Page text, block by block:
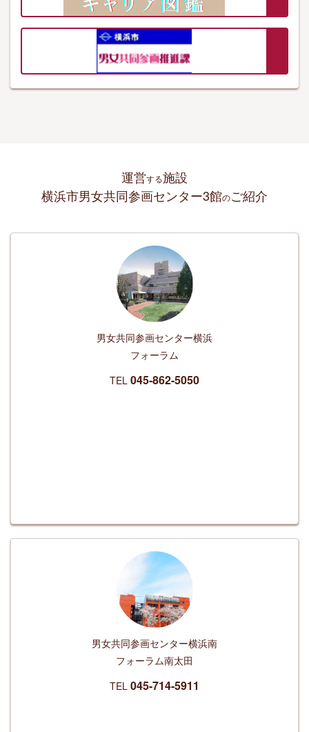
運営する施設
横浜市男女共同参画センター3館のご紹介
男女共同参画センター横浜
フォーラム
TEL 045-862-5050
男女共同参画センター横浜南
フォーラム南太田
TEL 045-714-5911